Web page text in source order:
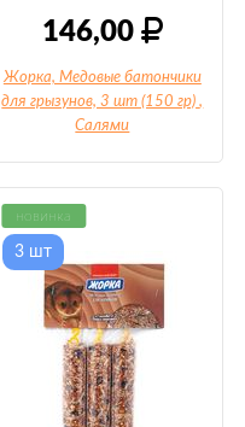
146,00
Жорка, Медовые батончики
для грызунов, 3 шт (150 гр) ,
Салями
новинка
3 шт